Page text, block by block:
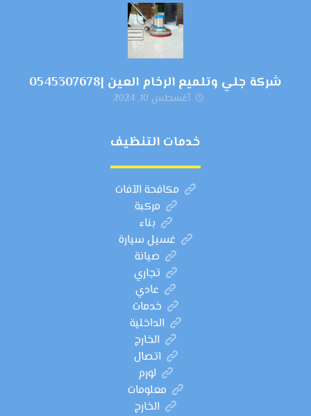
شركة جلي وتلميع الرخام العين |0545307678
أغسطس 10, 2024
خدمات التنظيف
مكافحة الآفات
مركبة
بناء
غسيل سيارة
صيانة
تجاري
عادي
خدمات
الداخلية
الخارج
اتصال
لورم
معلومات
الخارج